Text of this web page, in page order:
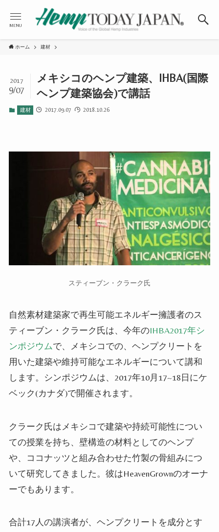
MENU
ホーム 建材
メキシコのヘンプ建築、IHBA(国際
ヘンプ建築協会)で講話
2017
9/07
建材 2017.09.07 2018.10.26
スティーブン・クラーク氏
自然素材建築家で再生可能エネルギー擁護者のス
ティーブン・クラーク氏は、今年のIHBA2017年シ
ンポジウムで、メキシコでの、ヘンプクリートを
用いた建築や維持可能なエネルギーについて講和
します。シンポジウムは、2017年10月17~18日にケ
ベック(カナダ)で開催されます。
クラーク氏はメキシコで建築や持続可能性につい
ての授業を持ち、壁構造の材料としてのヘンプ
や、 ココナッツ と組み合わせた竹製の骨組みにつ
いて研究してきま した。彼はHeavenGrownのオーナ
ーでもあります。
合計17人の講演者が、ヘンプクリートを成分とす